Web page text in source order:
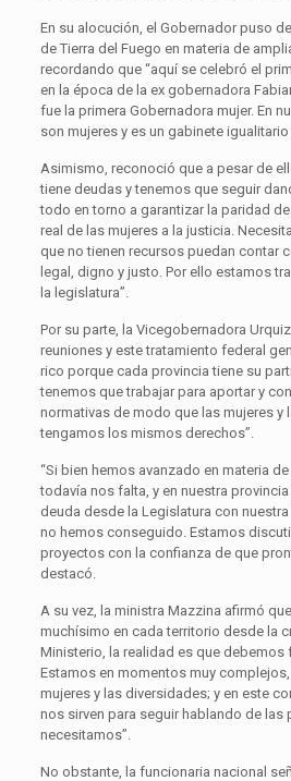
En su alocución, el Gobernador puso
de Tierra del Fuego en materia de
recordando que “aquí se celebró el
en la época de la ex gobernadora
fue la primera Gobernadora mujer. En
son mujeres y es un gabinete igualitario
Asimismo, reconoció que a pesar de
tiene deudas y tenemos que seguir
todo en torno a garantizar la paridad
real de las mujeres a la justicia.
que no tienen recursos puedan contar
legal, digno y justo. Por ello estamos
la legislatura”.
Por su parte, la Vicegobernadora
reuniones y este tratamiento federal
rico porque cada provincia tiene su
tenemos que trabajar para aportar y
normativas de modo que las mujeres y
tengamos los mismos derechos”.
“Si bien hemos avanzado en materia
todavía nos falta, y en nuestra
deuda desde la Legislatura con
no hemos conseguido. Estamos
proyectos con la confianza de que
destacó.
A su vez, la ministra Mazzina afirmó
muchísimo en cada territorio desde la
Ministerio, la realidad es que debemos
Estamos en momentos muy
mujeres y las diversidades; y en este
nos sirven para seguir hablando de
necesitamos”.
No obstante, la funcionaria nacional